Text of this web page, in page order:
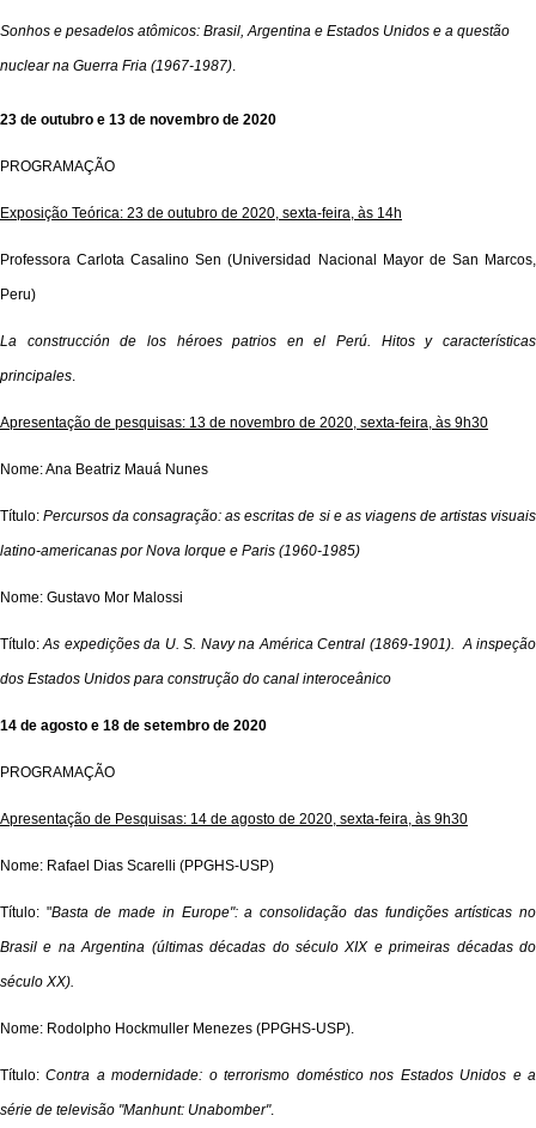
Sonhos e pesadelos atômicos: Brasil, Argentina e Estados Unidos e a questão
nuclear na Guerra Fria (1967-1987)
23 de outubro e 13 de novembro de 2020
PROGRAMAÇÃO
Exposição Teórica: 23 de outubro de 2020, sexta-feira, às 14h
Professora Carlota Casalino Sen (Universidad Nacional Mayor de San Marcos,
Peru)
La construcción de los héroes patrios en el Perú. Hitos y características
principales
Apresentação de pesquisas: 13 de novembro de 2020, sexta-feira, às 9h30
Nome: Ana Beatriz Mauá Nunes
Título:Percursos da consagração: as escritas de si e as viagens de artistas visuais
latino-americanas por Nova Iorque e Paris (1960-1985)
Nome: Gustavo Mor Malossi
Título:As expedições da U. S. Navyna América Central (1869-1901). A inspeção
dos Estados Unidos para construção do canal interoceânico
14 de agosto e 18 de setembro de 2020
PROGRAMAÇÃO
Apresentação de Pesquisas: 14 de agosto de 2020, sexta-feira, às 9h30
Nome: Rafael Dias Scarelli (PPGHS-USP)
Título: "Basta de made in Europe": a consolidação das fundições artísticas no
Brasil e na Argentina (últimas décadas do século XIX e primeiras décadas do
século XX).
Nome: Rodolpho Hockmuller Menezes (PPGHS-USP).
Título:Contra a modernidade: o terrorismo doméstico nos Estados Unidos e a
série de televisão "Manhunt: Unabomber".